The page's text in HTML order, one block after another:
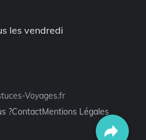
les vendredi
Voyages.fr
?ContactMentions Légales